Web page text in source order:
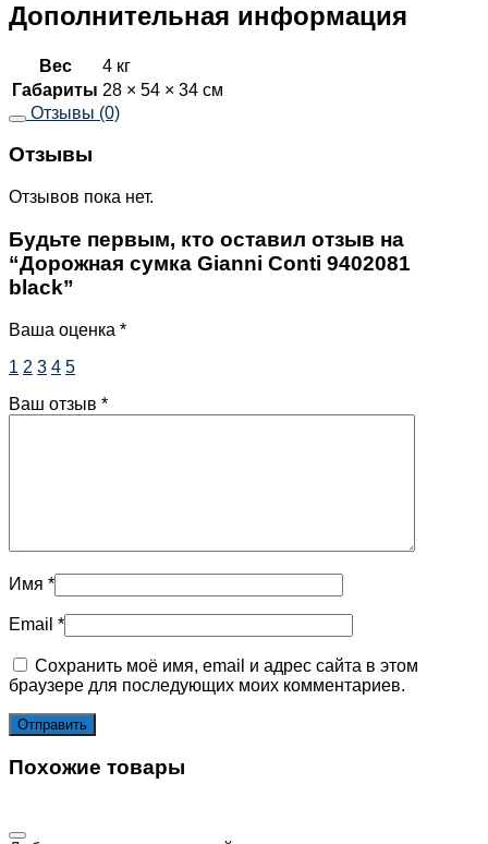
Дополнительная информация
Вес
4 кг
Габариты 28 × 54 × 34 см
Отзывы (0)
Отзывы
Отзывов пока нет.
Будьте первым, кто оставил отзыв на
“Дорожная сумка Gianni Conti 9402081
black”
Ваша оценка *
1 2 3 4 5
Ваш отзыв *
Имя *
Email *
Сохранить моё имя, email и адрес сайта в этом
браузере для последующих моих комментариев.
Похожие товары